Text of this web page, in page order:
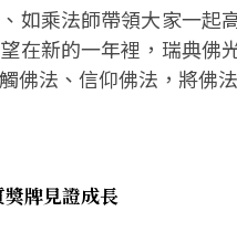
如乘法師帶領大家一起
在新的一年裡，瑞典佛
佛法、信仰佛法，將佛
牌見證成長